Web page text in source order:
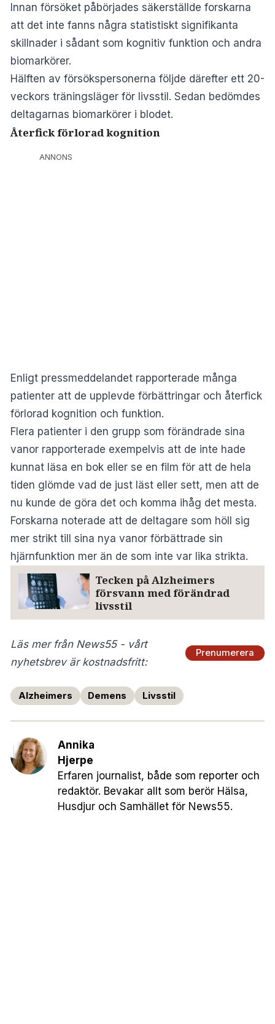
Innan försöket påbörjades säkerställde forskarna
att det inte fanns några statistiskt signifikanta
skillnader i sådant som kognitiv funktion och andra
biomarkörer.
Hälften av försökspersonerna följde därefter ett 20-
veckors träningsläger för livsstil. Sedan bedömdes
deltagarnas biomarkörer i blodet.
Återfick förlorad kognition
ANNONS
Enligt pressmeddelandet rapporterade många
patienter att de upplevde förbättringar och återfick
förlorad kognition och funktion.
Flera patienter i den grupp som förändrade sina
vanor rapporterade exempelvis att de inte hade
kunnat läsa en bok eller se en film för att de hela
tiden glömde vad de just läst eller sett, men att de
nu kunde de göra det och komma ihåg det mesta.
Forskarna noterade att de deltagare som höll sig
mer strikt till sina nya vanor förbättrade sin
hjärnfunktion mer än de som inte var lika strikta.
Tecken på Alzheimers
försvann med förändrad
livsstil
Läs mer från News55 - vårt
nyhetsbrev är kostnadsfritt:
Prenumerera
Alzheimers Demens Livsstil
Annika
Hjerpe
Erfaren journalist, både som reporter och
redaktör. Bevakar allt som berör Hälsa,
Husdjur och Samhället för News55.